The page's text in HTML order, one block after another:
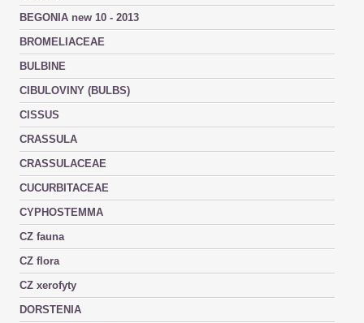
BEGONIA new 10 - 2013
BROMELIACEAE
BULBINE
CIBULOVINY (BULBS)
CISSUS
CRASSULA
CRASSULACEAE
CUCURBITACEAE
CYPHOSTEMMA
CZ fauna
CZ flora
CZ xerofyty
DORSTENIA